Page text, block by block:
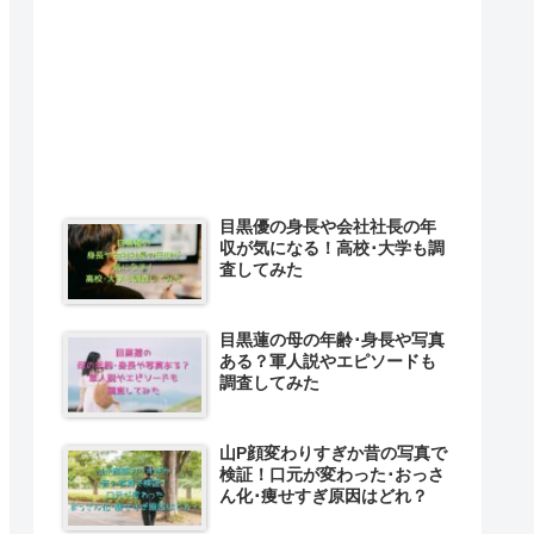
目黒優の身長や会社社長の年
収が気になる！高校･大学も調
査してみた
目黒蓮の母の年齢･身長や写真
ある？軍人説やエピソードも
調査してみた
山P顔変わりすぎか昔の写真で
検証！口元が変わった･おっさ
ん化･痩せすぎ原因はどれ？